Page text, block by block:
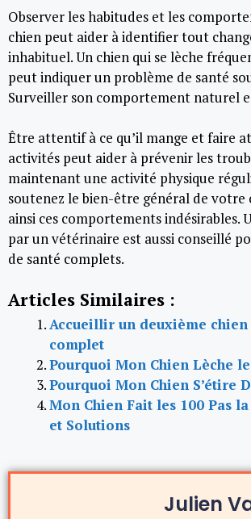
Observer les habitudes et les
chien peut aider à identifier tout
inhabituel. Un chien qui se lèche
peut indiquer un problème de santé
Surveiller son comportement naturel
Être attentif à ce qu’il mange et faire
activités peut aider à prévenir les
maintenant une activité physique
soutenez le bien-être général de votre
ainsi ces comportements indésirables.
par un vétérinaire est aussi conseillé
de santé complets.
Articles Similaires :
Accueillir un deuxième
complet
Pourquoi Mon Chien Lèche
Pourquoi Mon Chien S’étire
Mon Chien Fait les 100 Pas
et Solutions
Julien